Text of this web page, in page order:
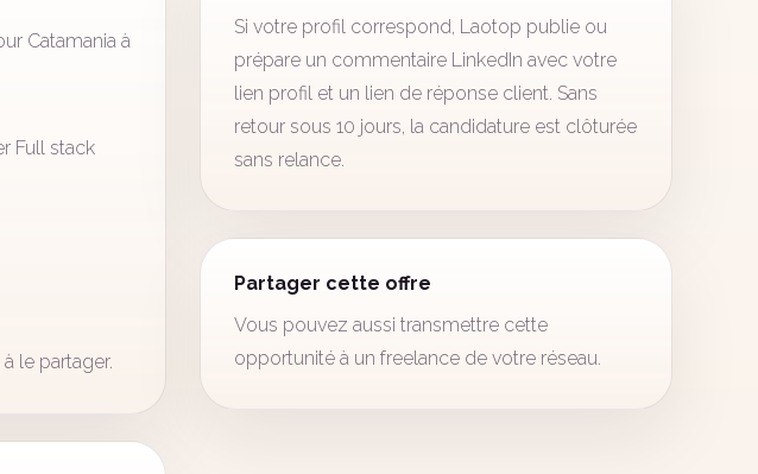
Catamania à
Full stack
le partager.
Si votre profil correspond, Laotop publie ou
prépare un commentaire LinkedIn avec votre
lien profil et un lien de réponse client. Sans
retour sous 10 jours, la candidature est clôturée
sans relance.
Partager cette offre
Vous pouvez aussi transmettre cette
opportunité à un freelance de votre réseau.